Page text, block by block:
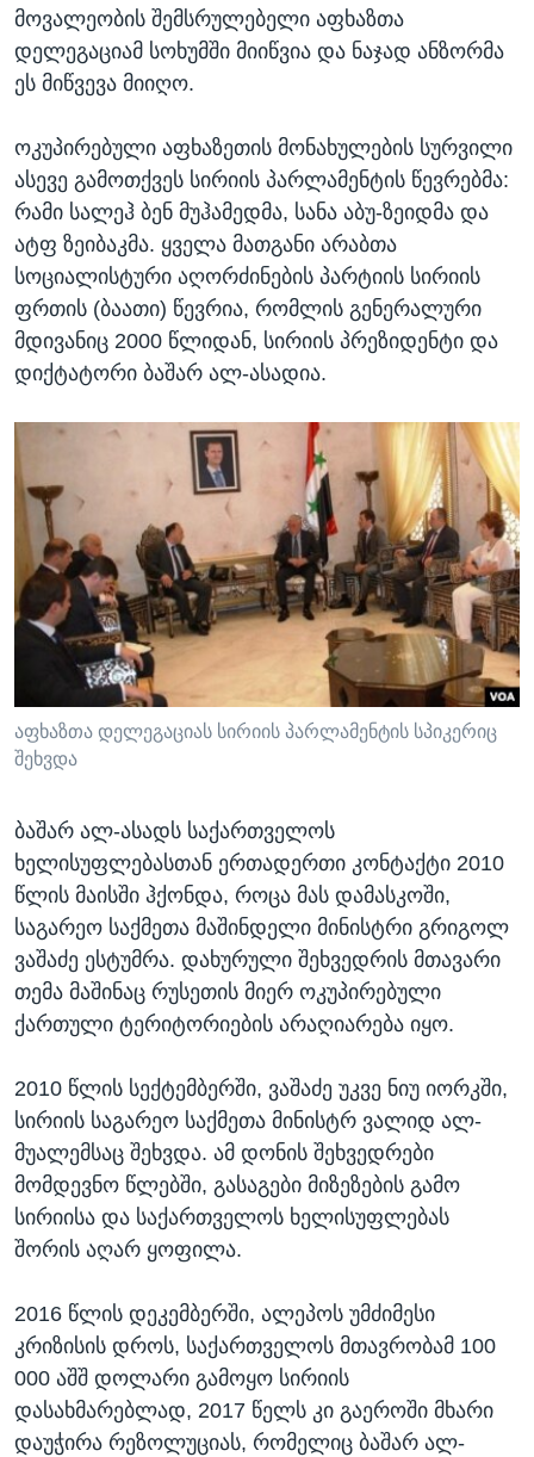
მოვალეობის შემსრულებელი აფხაზთა
დელეგაციამ სოხუმში მიიწვია და ნაჯად ანზორმა
ეს მიწვევა მიიღო.
ოკუპირებული აფხაზეთის მონახულების სურვილი
ასევე გამოთქვეს სირიის პარლამენტის წევრებმა:
რამი სალეჰ ბენ მუჰამედმა, სანა აბუ-ზეიდმა და
ატფ ზეიბაკმა. ყველა მათგანი არაბთა
სოციალისტური აღორძინების პარტიის სირიის
ფრთის (ბაათი) წევრია, რომლის გენერალური
მდივანიც 2000 წლიდან, სირიის პრეზიდენტი და
დიქტატორი ბაშარ ალ-ასადია.
აფხაზთა დელეგაციას სირიის პარლამენტის სპიკერიც
შეხვდა
ბაშარ ალ-ასადს საქართველოს
ხელისუფლებასთან ერთადერთი კონტაქტი 2010
წლის მაისში ჰქონდა, როცა მას დამასკოში,
საგარეო საქმეთა მაშინდელი მინისტრი გრიგოლ
ვაშაძე ესტუმრა. დახურული შეხვედრის მთავარი
თემა მაშინაც რუსეთის მიერ ოკუპირებული
ქართული ტერიტორიების არაღიარება იყო.
2010 წლის სექტემბერში, ვაშაძე უკვე ნიუ იორკში,
სირიის საგარეო საქმეთა მინისტრ ვალიდ ალ-
მუალემსაც შეხვდა. ამ დონის შეხვედრები
მომდევნო წლებში, გასაგები მიზეზების გამო
სირიისა და საქართველოს ხელისუფლებას
შორის აღარ ყოფილა.
2016 წლის დეკემბერში, ალეპოს უმძიმესი
კრიზისის დროს, საქართველოს მთავრობამ 100
000 აშშ დოლარი გამოყო სირიის
დასახმარებლად, 2017 წელს კი გაეროში მხარი
დაუჭირა რეზოლუციას, რომელიც ბაშარ ალ-